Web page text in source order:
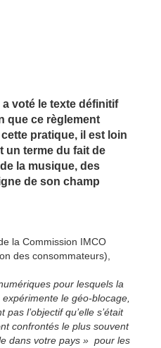
voté le texte définitif
que ce règlement
pratique, il est loin
un terme du fait de
la musique, des
de son champ
la Commission IMCO
des consommateurs),
pour lesquels la
le géo-blocage,
l’objectif qu’elle s’était
confrontés le plus souvent
dans votre pays » pour les